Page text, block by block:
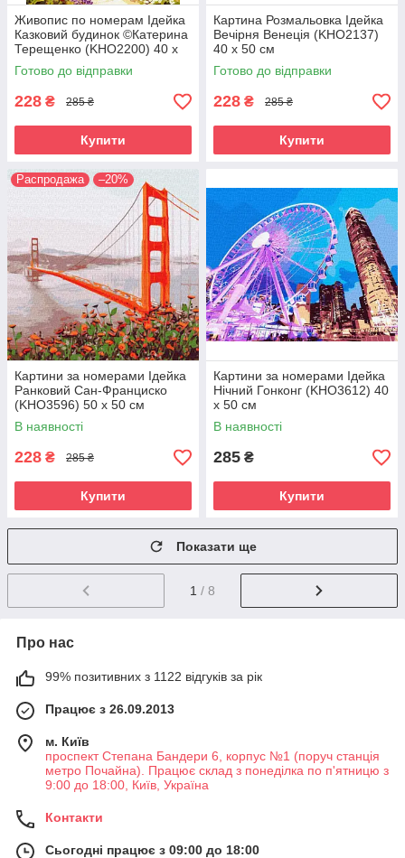
Живопис по номерам Ідейка
Казковий будинок ©Катерина
Терещенко (KHO2200) 40 х
50 см
Готово до відправки
228 ₴ 285 ₴
Купити
Картина Розмальовка Ідейка
Вечірня Венеція (KHO2137)
40 х 50 см
Готово до відправки
228 ₴ 285 ₴
Купити
Распродажа –20%
Картини за номерами Ідейка
Ранковий Сан-Франциско
(KHO3596) 50 х 50 см
В наявності
228 ₴ 285 ₴
Купити
Картини за номерами Ідейка
Нічний Гонконг (KHO3612) 40
х 50 см
В наявності
285 ₴
Купити
Показати ще
1 / 8
Про нас
99% позитивних з 1122 відгуків за рік
Працює з 26.09.2013
м. Київ
проспект Степана Бандери 6, корпус №1 (поруч станція
метро Почайна). Працює склад з понеділка по п'ятницю з
9:00 до 18:00, Київ, Україна
Контакти
Сьогодні працює з 09:00 до 18:00